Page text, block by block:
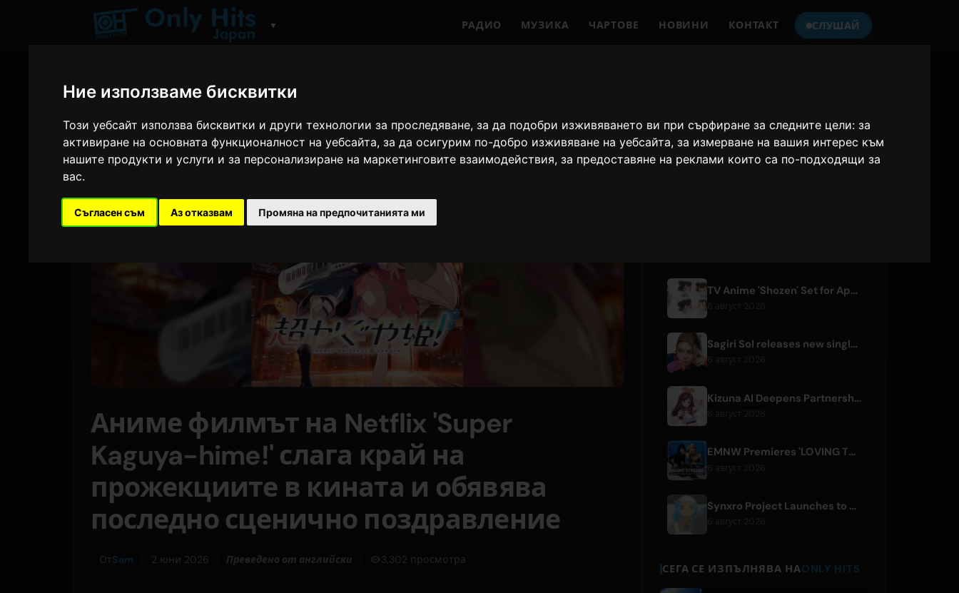
Ние използваме бисквитки
Този уебсайт използва бисквитки и други технологии за проследяване, за да подобри изживяването ви при сърфиране за следните цели:за
активиране на основната функционалност на уебсайта,за да осигурим по-добро изживяване на уебсайта,за измерване на вашия интерес към
нашите продукти и услуги и за персонализиране на маркетинговите взаимодействия,за предоставяне на реклами които са по-подходящи за
вас.
Съгласен съм Аз отказвам Промяна на предпочитанията ми
▼ РАДИО МУЗИКА ЧАРТОВЕ НОВИНИ КОНТАКТ СЛУШАЙ
Аниме филмът на Netflix 'Super
Kaguya-hime!' слага край на
прожекциите в кината и обявява
последно сценично поздравление
ОтSam 2 юни 2026 Преведено от английски 3,302 просмотра
Only Hits Japan
TV Anime 'Shozen' Set for April 2027 Premiere on Fuji TV
Sagiri Sol releases new single 'next to your love' after hiatus
6 август 2026
Kizuna AI Deepens Partnership with Asobisystem Ahead of 10th Anniversary World Tour
EMNW Premieres 'LOVING TO GET US BY' Music Video on August 7
6 август 2026
Synxro Project Launches to Create New IP from Fictional Anime Openings
СЕГА СЕ ИЗПЪЛНЯВА НАONLY HITS